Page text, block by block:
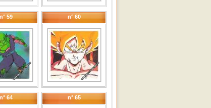
n° 59 n° 60
n° 64 n° 65